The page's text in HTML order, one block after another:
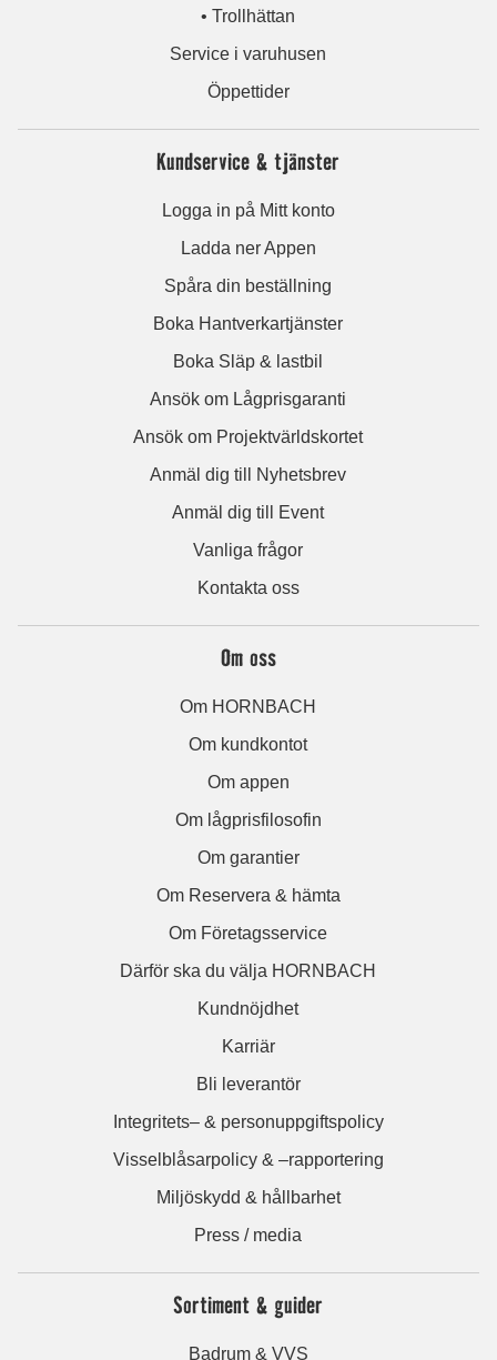
• Trollhättan
Service i varuhusen
Öppettider
Kundservice & tjänster
Logga in på Mitt konto
Ladda ner Appen
Spåra din beställning
Boka Hantverkartjänster
Boka Släp & lastbil
Ansök om Lågprisgaranti
Ansök om Projektvärldskortet
Anmäl dig till Nyhetsbrev
Anmäl dig till Event
Vanliga frågor
Kontakta oss
Om oss
Om HORNBACH
Om kundkontot
Om appen
Om lågprisfilosofin
Om garantier
Om Reservera & hämta
Om Företagsservice
Därför ska du välja HORNBACH
Kundnöjdhet
Karriär
Bli leverantör
Integritets– & personuppgiftspolicy
Visselblåsarpolicy & –rapportering
Miljöskydd & hållbarhet
Press / media
Sortiment & guider
Badrum & VVS